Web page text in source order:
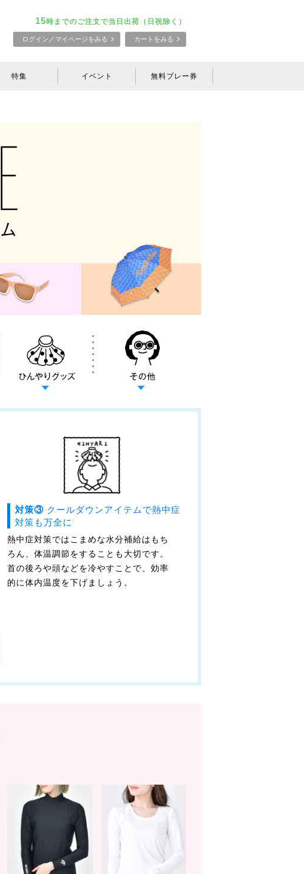
15時までのご注文で当日出荷（日祝除く）
ログイン／マイページをみる カートをみる
特集 イベント 無料プレー券
対策③ クールダウンアイテムで熱中症
対策も万全に
熱中症対策ではこまめな水分補給はもち
ろん、体温調節をすることも大切です。
首の後ろや頭などを冷やすことで、効率
的に体内温度を下げましょう。